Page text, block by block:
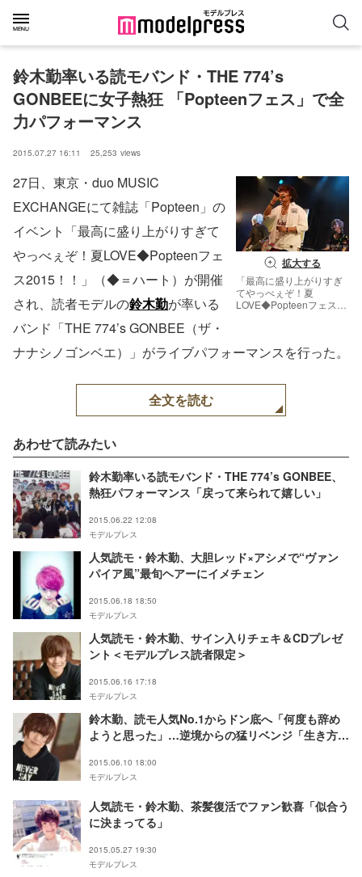
鈴木勤率いる読モバンド・THE 774’s
GONBEEに女子熱狂 「Popteenフェス」で全
力パフォーマンス
2015.07.27 16:11 25,253 views
拡大する
「最高に盛り上がりすぎ
てやっべぇぞ！夏
LOVE◆Popteenフェス
デルプレス】
27日、東京・duo MUSIC
EXCHANGEにて雑誌「Popteen」の
イベント「最高に盛り上がりすぎて
やっべぇぞ！夏LOVE◆Popteenフェ
ス2015！！」（◆＝ハート）が開催
され、読者モデルの鈴木勤が率いる
バンド「THE 774’s GONBEE（ザ・
ナナシノゴンベエ）」がライブパフォーマンスを行った。
全文を読む
あわせて読みたい
鈴木勤率いる読モバンド・THE 774’s GONBEE、
熱狂パフォーマンス「戻って来られて嬉しい」
2015.06.22 12:08
モデルプレス
人気読モ・鈴木勤、大胆レッド×アシメで“ヴァン
パイア風”最旬ヘアーにイメチェン
2015.06.18 18:50
モデルプレス
人気読モ・鈴木勤、サイン入りチェキ＆CDプレゼ
ント＜モデルプレス読者限定＞
2015.06.16 17:18
モデルプレス
鈴木勤、読モ人気No.1からドン底へ「何度も辞め
ようと思った」…逆境からの猛リベンジ「生き方を
2015.06.10 18:00
モデルプレス
人気読モ・鈴木勤、茶髪復活でファン歓喜「似合う
に決まってる」
2015.05.27 19:30
モデルプレス